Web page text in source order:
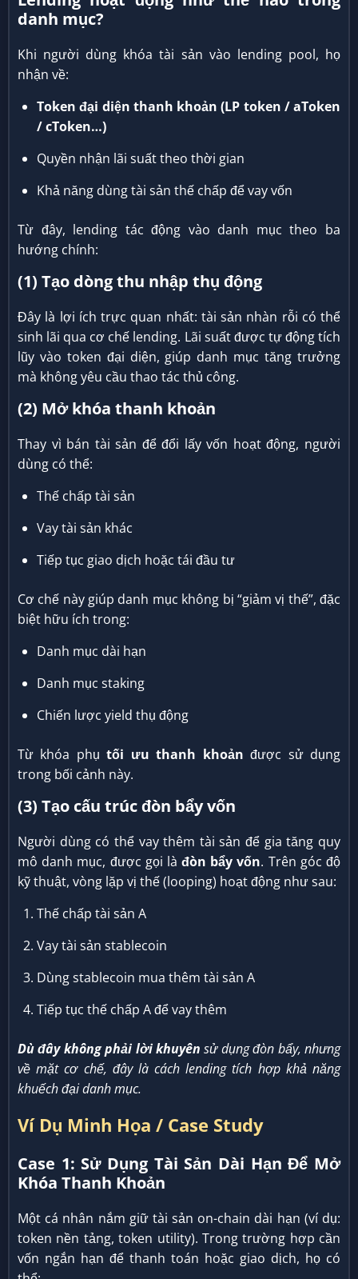
danh mục?
Khi người dùng khóa tài sản vào lending pool, họ
nhận về:
Token đại diện thanh khoản (LP token / aToken
/ cToken…)
Quyền nhận lãi suất theo thời gian
Khả năng dùng tài sản thế chấp để vay vốn
Từ đây, lending tác động vào danh mục theo ba
hướng chính:
(1) Tạo dòng thu nhập thụ động
Đây là lợi ích trực quan nhất: tài sản nhàn rỗi có thể
sinh lãi qua cơ chế lending. Lãi suất được tự động tích
lũy vào token đại diện, giúp danh mục tăng trưởng
mà không yêu cầu thao tác thủ công.
(2) Mở khóa thanh khoản
Thay vì bán tài sản để đổi lấy vốn hoạt động, người
dùng có thể:
Thế chấp tài sản
Vay tài sản khác
Tiếp tục giao dịch hoặc tái đầu tư
Cơ chế này giúp danh mục không bị “giảm vị thế”, đặc
biệt hữu ích trong:
Danh mục dài hạn
Danh mục staking
Chiến lược yield thụ động
Từ khóa phụtối ưu thanh khoản được sử dụng
trong bối cảnh này.
(3) Tạo cấu trúc đòn bẩy vốn
Người dùng có thể vay thêm tài sản để gia tăng quy
mô danh mục, được gọi làđòn bẩy vốn. Trên góc độ
kỹ thuật, vòng lặp vị thế (looping) hoạt động như sau:
Thế chấp tài sản A
Vay tài sản stablecoin
Dùng stablecoin mua thêm tài sản A
Tiếp tục thế chấp A để vay thêm
Dù đây không phải lời khuyên sử dụng đòn bẩy, nhưng
về mặt cơ chế, đây là cách lending tích hợp khả năng
khuếch đại danh mục.
Ví Dụ Minh Họa / Case Study
Case 1: Sử Dụng Tài Sản Dài Hạn Để Mở
Khóa Thanh Khoản
Một cá nhân nắm giữ tài sản on-chain dài hạn (ví dụ:
token nền tảng, token utility). Trong trường hợp cần
vốn ngắn hạn để thanh toán hoặc giao dịch, họ có